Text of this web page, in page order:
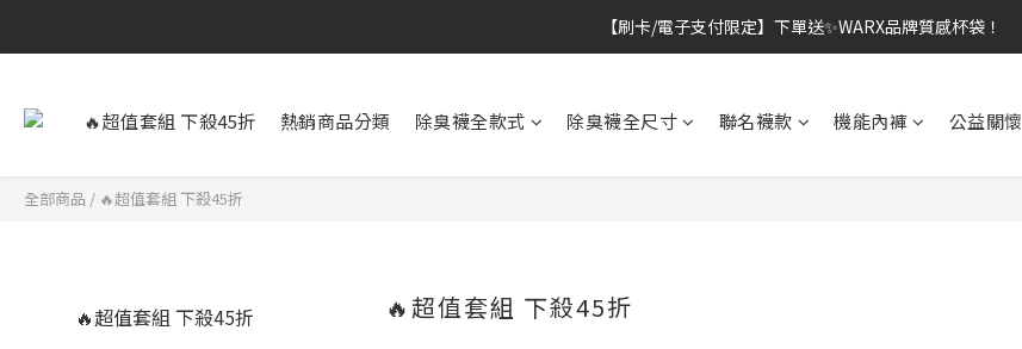
👔挺爸行動：全館襪款【最低$149起】✨立即下單！
【刷卡/電子支付限定】下單送✨WARX品牌質感杯袋！
🔥超值套組 下殺45折 熱銷商品分類 除臭襪全款式 除臭襪全尺寸 聯名襪款 機能內褲 公益關懷
全部商品 / 🔥超值套組 下殺45折
🔥超值套組 下殺45折
🔥超值套組 下殺45折